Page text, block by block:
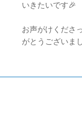
いきたいです🎉
お声がけくださ
がとうございま